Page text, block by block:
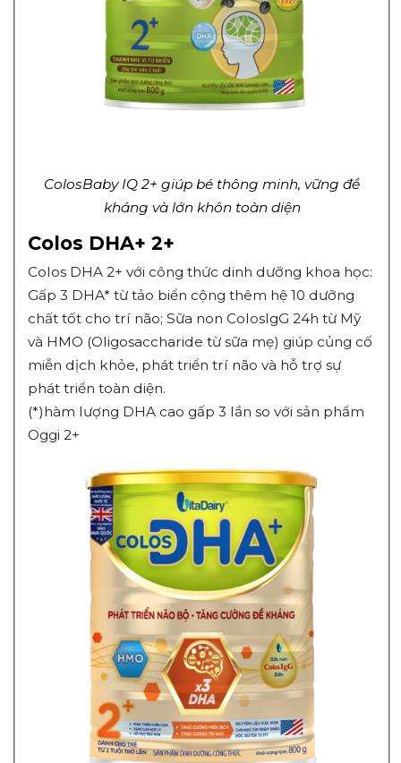
ColosBaby IQ 2+ giúp bé thông minh, vững đề
kháng và lớn khôn toàn diện
Colos DHA+ 2+
Colos DHA 2+ với công thức dinh dưỡng khoa học:
Gấp 3 DHA* từ tảo biển cộng thêm hệ 10 dưỡng
chất tốt cho trí não; Sữa non ColosIgG 24h từ Mỹ
và HMO (Oligosaccharide từ sữa mẹ) giúp củng cố
miễn dịch khỏe, phát triển trí não và hỗ trợ sự
phát triển toàn diện.
(*)hàm lượng DHA cao gấp 3 lần so với sản phẩm
Oggi 2+